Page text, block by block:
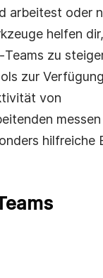
arbeitest oder
helfen
zu
zur
von
hilfreiche